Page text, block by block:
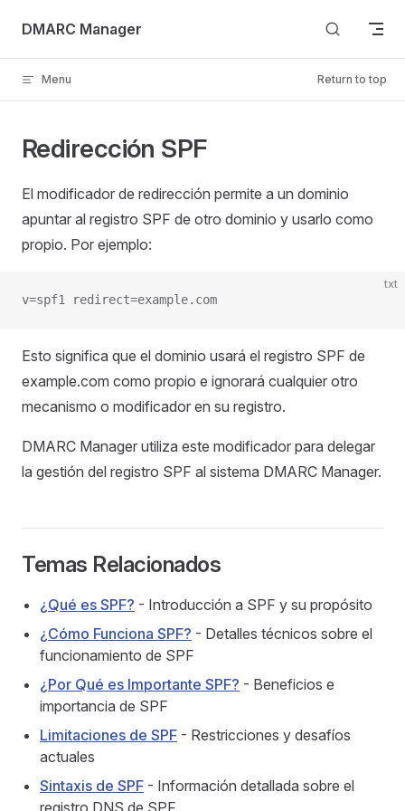
Skip to content
DMARC Manager
Menu Return to top
Redirección SPF
El modificador de redirección permite a un dominio
apuntar al registro SPF de otro dominio y usarlo como
propio. Por ejemplo:
txt
v=spf1 redirect=example.com
Esto significa que el dominio usará el registro SPF de
example.com como propio e ignorará cualquier otro
mecanismo o modificador en su registro.
DMARC Manager utiliza este modificador para delegar
la gestión del registro SPF al sistema DMARC Manager.
Temas Relacionados
¿Qué es SPF? - Introducción a SPF y su propósito
¿Cómo Funciona SPF? - Detalles técnicos sobre el
funcionamiento de SPF
¿Por Qué es Importante SPF? - Beneficios e
importancia de SPF
Limitaciones de SPF - Restricciones y desafíos
actuales
Sintaxis de SPF - Información detallada sobre el
registro DNS de SPF